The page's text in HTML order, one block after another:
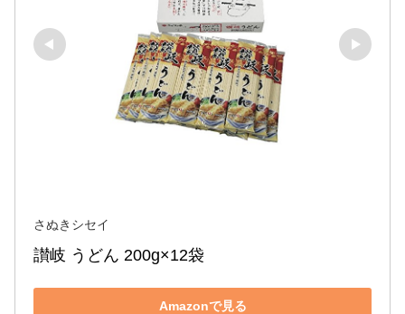
さぬきシセイ
讃岐 うどん 200g×12袋
Amazonで見る